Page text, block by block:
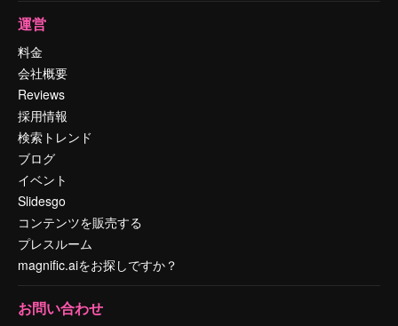
運営
料金
会社概要
Reviews
採用情報
検索トレンド
ブログ
イベント
Slidesgo
コンテンツを販売する
プレスルーム
magnific.aiをお探しですか？
お問い合わせ